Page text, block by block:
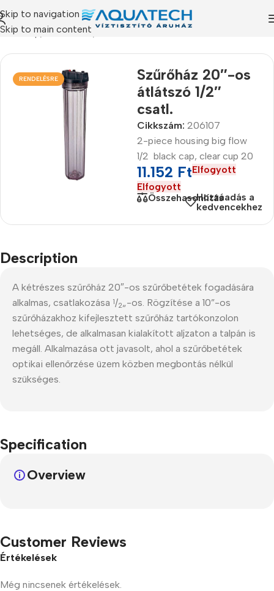
Skip to navigation
Skip to main content
Kezdőlap/Termékeink
RENDELÉSRE
Szűrőház 20″-os
átlátszó 1/2″
csatl.
Cikkszám: 206107
2-piece housing big flow
1/2 black cap, clear cup 20
11.152 FtElfogyott
Elfogyott
ÖsszehasonlításHozzáadás a
kedvencekhez
Description
A kétrészes szűrőház 20″-os szűrőbetétek fogadására
alkalmas, csatlakozása 1/2„-os. Rögzítése a 10”-os
szűrőházakhoz kifejlesztett szűrőház tartókonzolon
lehetséges, de alkalmasan kialakított aljzaton a talpán is
megáll. Alkalmazása ott javasolt, ahol a szűrőbetétek
optikai ellenőrzése üzem közben megbontás nélkül
szükséges.
Specification
Overview
Customer Reviews
Értékelések
Még nincsenek értékelések.